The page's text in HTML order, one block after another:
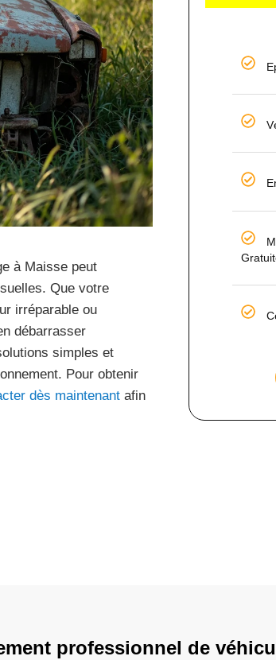
à Maisse peut
Que votre
irréparable ou
débarrasser
simples et
Pour obtenir
dès maintenant afin
professionnel de